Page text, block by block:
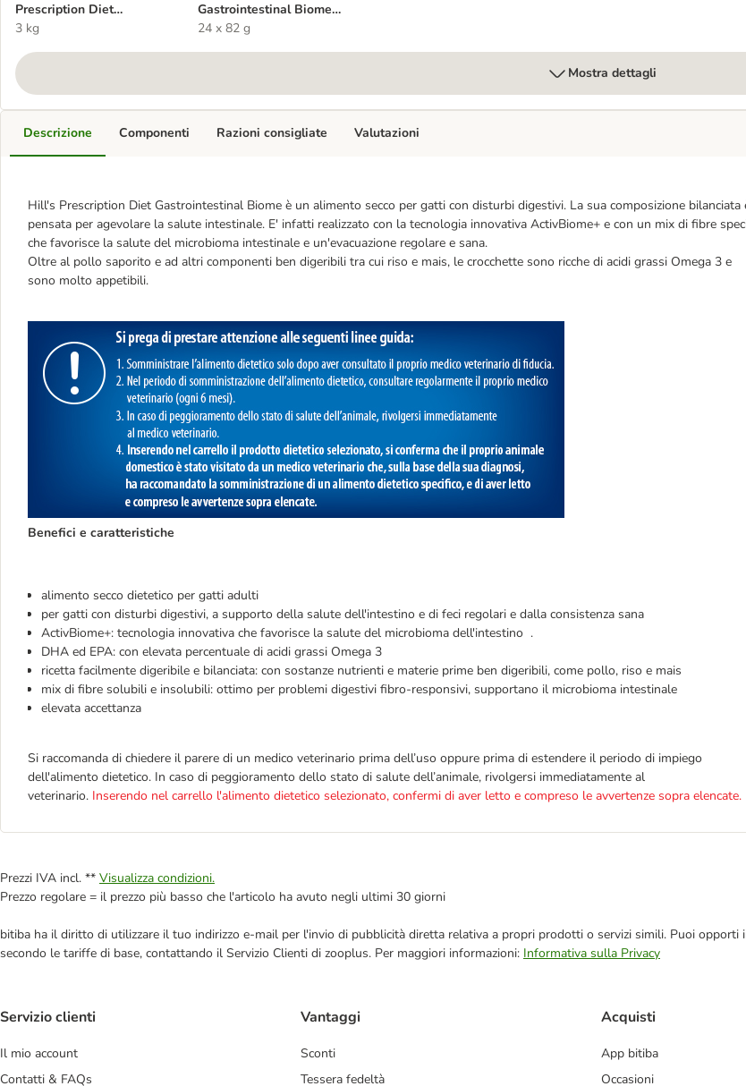
Prescription Diet
Gastrointestinal Biome
3 kg
Gastrointestinal Biome
Spezzatino umido per gatti
24 x 82 g
Mostra dettagli
Descrizione
Hill's Prescription Diet Gastrointestinal Biome è un alimento secco per gatti con disturbi digestivi. La sua composizione bilanciata
pensata per agevolare la salute intestinale. E' infatti realizzato con la tecnologia innovativa ActivBiome+ e con un mix di fibre
che favorisce la salute del microbioma intestinale e un'evacuazione regolare e sana.
Oltre al pollo saporito e ad altri componenti ben digeribili tra cui riso e mais, le crocchette sono ricche di acidi grassi Omega 3 e
sono molto appetibili.
Benefici e caratteristiche
alimento secco dietetico per gatti adulti
per gatti con disturbi digestivi, a supporto della salute dell'intestino e di feci regolari e dalla consistenza sana
ActivBiome+: tecnologia innovativa che favorisce la salute del microbioma dell'intestino .
DHA ed EPA: con elevata percentuale di acidi grassi Omega 3
ricetta facilmente digeribile e bilanciata: con sostanze nutrienti e materie prime ben digeribili, come pollo, riso e mais
mix di fibre solubili e insolubili: ottimo per problemi digestivi fibro-responsivi, supportano il microbioma intestinale
elevata accettanza
Si raccomanda di chiedere il parere di un medico veterinario prima dell’uso oppure prima di estendere il periodo di impiego
dell'alimento dietetico. In caso di peggioramento dello stato di salute dell’animale, rivolgersi immediatamente al
veterinario. Inserendo nel carrello l'alimento dietetico selezionato, confermi di aver letto e compreso le avvertenze sopra elencate.
Componenti Razioni consigliate Valutazioni
Prezzi IVA incl. ** Visualizza condizioni.
Prezzo regolare = il prezzo più basso che l'articolo ha avuto negli ultimi 30 giorni
bitiba ha il diritto di utilizzare il tuo indirizzo e-mail per l'invio di pubblicità diretta relativa a propri prodotti o servizi simili. Puoi
secondo le tariffe di base, contattando il Servizio Clienti di zooplus. Per maggiori informazioni: Informativa sulla Privacy
Servizio clienti
Il mio account
Contatti & FAQs
Vantaggi
Sconti
Tessera fedeltà
Acquisti
App bitiba
Occasioni